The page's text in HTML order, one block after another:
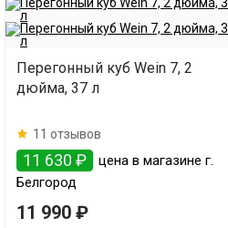
Перегонный куб Wein 7, 2
дюйма, 37 л
11 отзывов
11 630 ₽
цена в магазине г.
Белгород
11 990 ₽